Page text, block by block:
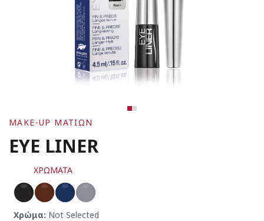
MAKE-UP MΑΤΙΩΝ
EYE LINER
ΧΡΩΜΑΤΑ
Χρώμα: Not Selected